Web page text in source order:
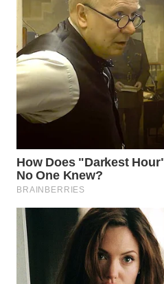
LESUNG
WN
KARO
WN
SIMALUNGUN
WN
LABUHANBATU
WN
WN DELI